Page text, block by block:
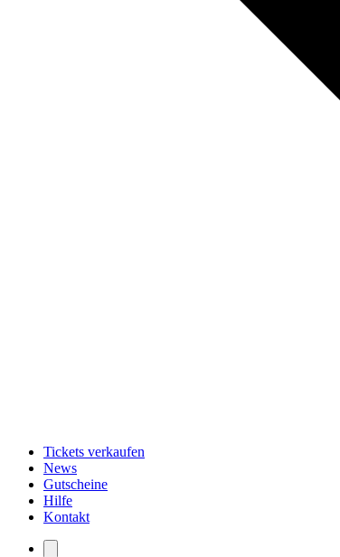
Tickets verkaufen
News
Gutscheine
Hilfe
Kontakt